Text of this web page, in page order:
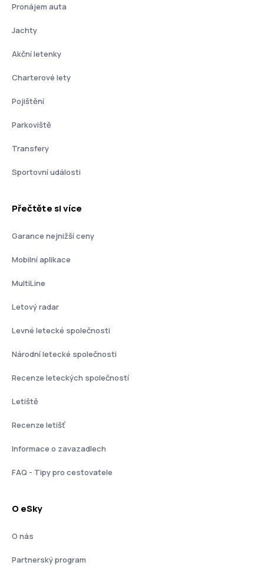
Pronájem auta
Jachty
Akční letenky
Charterové lety
Pojištění
Parkoviště
Transfery
Sportovní události
Přečtěte si více
Garance nejnižší ceny
Mobilní aplikace
MultiLine
Letový radar
Levné letecké společnosti
Národní letecké společnosti
Recenze leteckých společností
Letiště
Recenze letišť
Informace o zavazadlech
FAQ - Tipy pro cestovatele
O eSky
O nás
Partnerský program